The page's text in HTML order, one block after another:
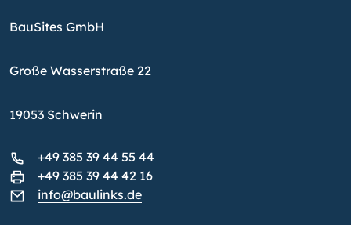
BauSites GmbH
Große Wasserstraße 22
19053 Schwerin
+49 385 39 44 55 44
+49 385 39 44 42 16
info@baulinks.de